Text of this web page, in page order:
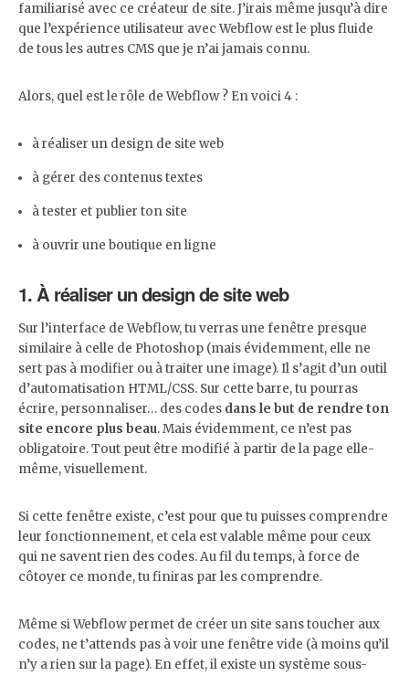
familiarisé avec ce créateur de site. J’irais même jusqu’à dire
que l’expérience utilisateur avec Webflow est le plus fluide
de tous les autres CMS que je n’ai jamais connu.
Alors, quel est le rôle de Webflow ? En voici 4 :
à réaliser un design de site web
à gérer des contenus textes
à tester et publier ton site
à ouvrir une boutique en ligne
1. À réaliser un design de site web
Sur l’interface de Webflow, tu verras une fenêtre presque
similaire à celle de Photoshop (mais évidemment, elle ne
sert pas à modifier ou à traiter une image). Il s’agit d’un outil
d’automatisation HTML/CSS. Sur cette barre, tu pourras
écrire, personnaliser… des codes dans le but de rendre ton
site encore plus beau. Mais évidemment, ce n’est pas
obligatoire. Tout peut être modifié à partir de la page elle-
même, visuellement.
Si cette fenêtre existe, c’est pour que tu puisses comprendre
leur fonctionnement, et cela est valable même pour ceux
qui ne savent rien des codes. Au fil du temps, à force de
côtoyer ce monde, tu finiras par les comprendre.
Même si Webflow permet de créer un site sans toucher aux
codes, ne t’attends pas à voir une fenêtre vide (à moins qu’il
n’y a rien sur la page). En effet, il existe un système sous-